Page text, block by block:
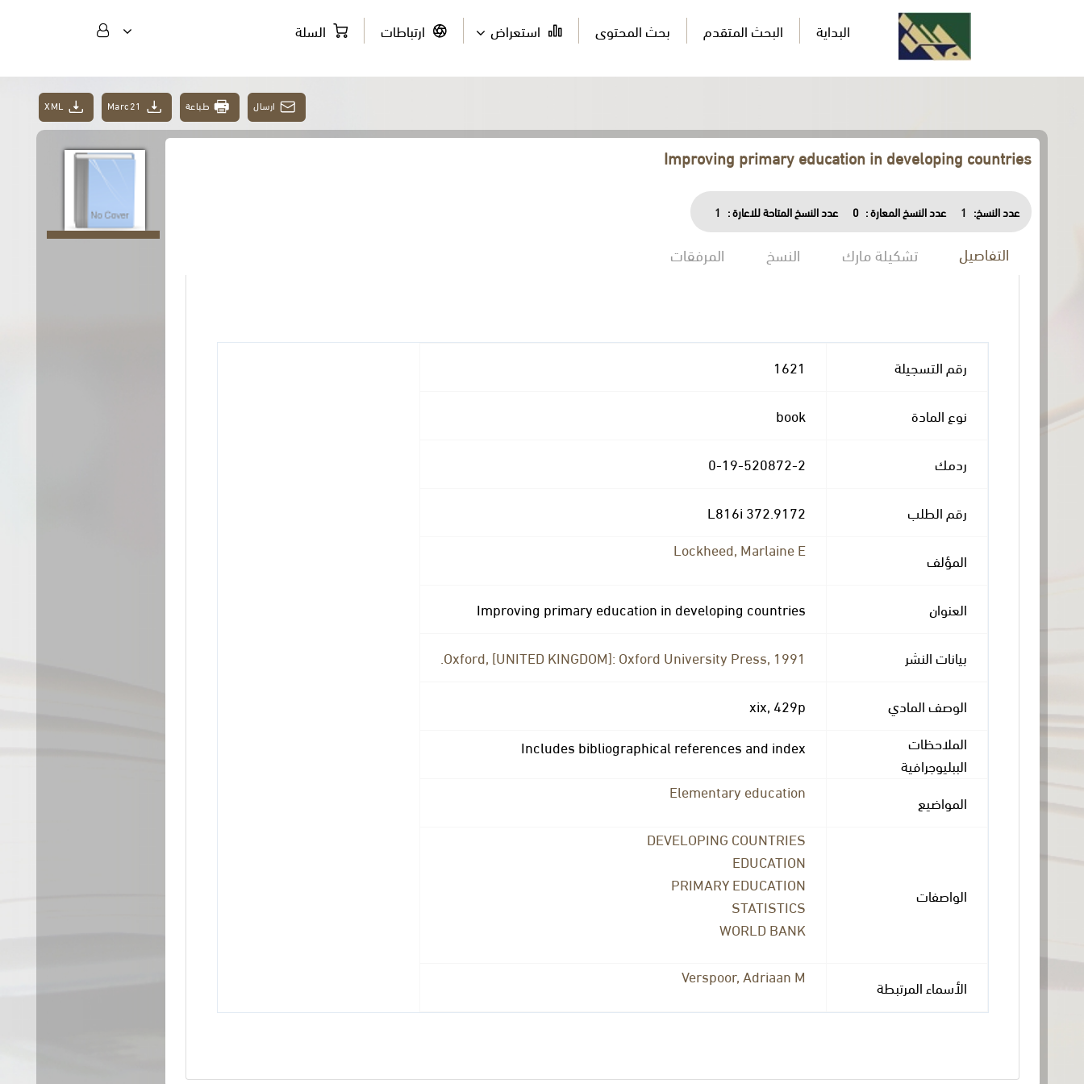
البداية البحث المتقدم بحث المحتوى استعراض ارتباطات السلة
ارسال طباعة Marc21
XML
Improving primary education in developing countries
عدد النسخ: 1 عدد النسخ المعارة : 0 عدد النسخ المتاحة للاعارة : 1
التفاصيل تشكيلة مارك النسخ المرفقات
رقم التسجيلة 1621
نوع المادة book
ردمك 0-19-520872-2
رقم الطلب 372.9172 L816i
المؤلف
Lockheed, Marlaine E
العنوان Improving primary education in developing countries
بيانات النشر Oxford, [UNITED KINGDOM]: Oxford University Press, 1991.
الوصف المادي
xix, 429p
الملاحظات
الببليوجرافية
Includes bibliographical references and index
المواضيع
Elementary education
الواصفات
DEVELOPING COUNTRIES
EDUCATION
PRIMARY EDUCATION
STATISTICS
WORLD BANK
الأسماء المرتبطة
Verspoor, Adriaan M